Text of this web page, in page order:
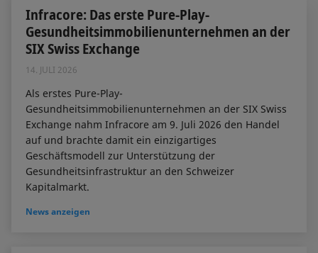
Infracore: Das erste Pure-Play-
Gesundheitsimmobilienunternehmen an der
SIX Swiss Exchange
14. JULI 2026
Als erstes Pure-Play-
Gesundheitsimmobilienunternehmen an der SIX Swiss
Exchange nahm Infracore am 9. Juli 2026 den Handel
auf und brachte damit ein einzigartiges
Geschäftsmodell zur Unterstützung der
Gesundheitsinfrastruktur an den Schweizer
Kapitalmarkt.
News anzeigen